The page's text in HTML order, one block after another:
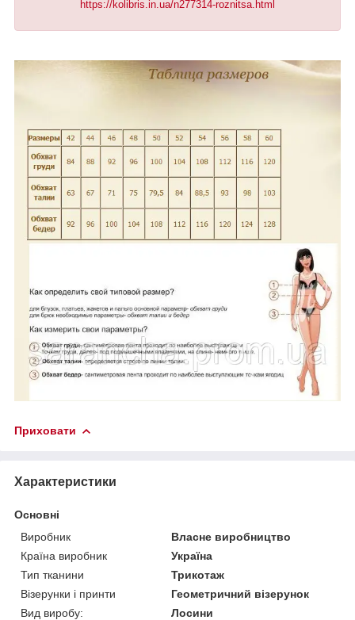
https://kolibris.in.ua/n277314-roznitsa.html
Приховати
Характеристики
Основні
Виробник
Власне виробництво
Країна виробник
Україна
Тип тканини
Трикотаж
Візерунки і принти
Геометричний візерунок
Вид виробу:
Лосини